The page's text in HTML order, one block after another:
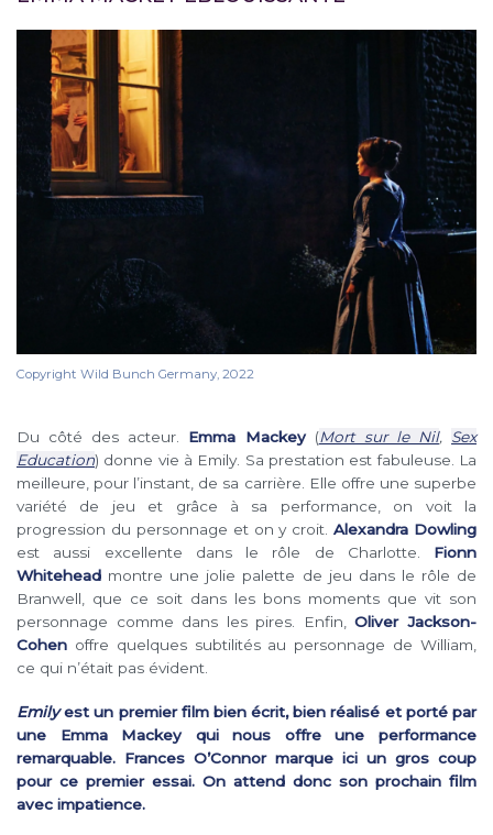
Copyright Wild Bunch Germany, 2022
Du côté des acteur. Emma Mackey(Mort sur le Nil, Sex
Education) donne vie à Emily. Sa prestation est fabuleuse. La
meilleure, pour l’instant, de sa carrière. Elle offre une superbe
variété de jeu et grâce à sa performance, on voit la
progression du personnage et on y croit.Alexandra Dowling
est aussi excellente dans le rôle de Charlotte. Fionn
Whitehead montre une jolie palette de jeu dans le rôle de
Branwell, que ce soit dans les bons moments que vit son
personnage comme dans les pires. Enfin,Oliver Jackson-
Cohen offre quelques subtilités au personnage de William,
ce qui n’était pas évident.
Emilyest un premier film bien écrit, bien réalisé et porté par
une Emma Mackey qui nous offre une performance
remarquable. Frances O’Connor marque ici un gros coup
pour ce premier essai. On attend donc son prochain film
avec impatience.